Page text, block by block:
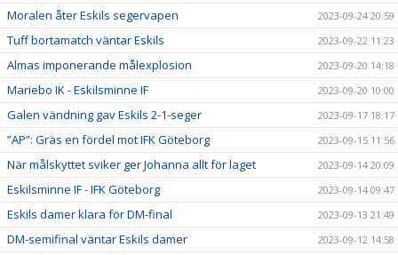
Moralen åter Eskils segervapen 2023-09-24 20:59
Tuff bortamatch väntar Eskils 2023-09-22 11:23
Almas imponerande målexplosion 2023-09-20 14:18
Mariebo IK - Eskilsminne IF 2023-09-20 10:00
Galen vändning gav Eskils 2-1-seger 2023-09-17 18:17
”AP”: Gräs en fördel mot IFK Göteborg 2023-09-15 11:56
När målskyttet sviker ger Johanna allt för laget 2023-09-14 20:09
Eskilsminne IF - IFK Göteborg 2023-09-14 09:47
Eskils damer klara för DM-final 2023-09-13 21:49
DM-semifinal väntar Eskils damer 2023-09-12 14:58